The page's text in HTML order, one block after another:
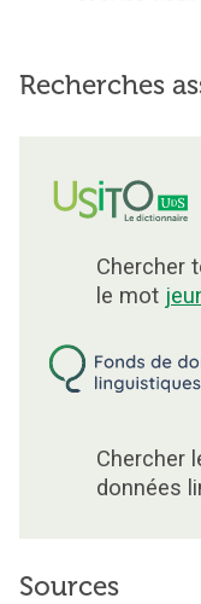
Recherches
Chercher
le mot
Chercher
données
Sources